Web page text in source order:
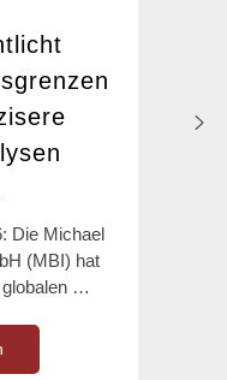
Die Michael
(MBI) hat
globalen …